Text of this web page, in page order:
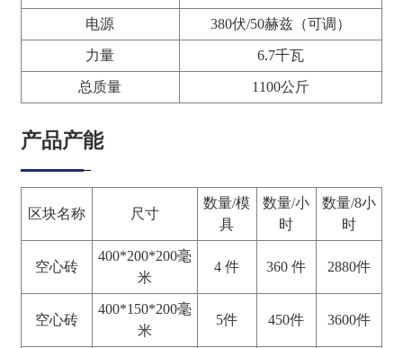
电源 380伏/50赫兹（可调）
力量 6.7千瓦
总质量 1100公斤
产品产能
区块名称 尺寸
数量/模
具
数量/小
时
数量/8小
时
空心砖
400*200*200毫
米
4 件 360 件 2880件
空心砖
400*150*200毫
米
5件 450件 3600件